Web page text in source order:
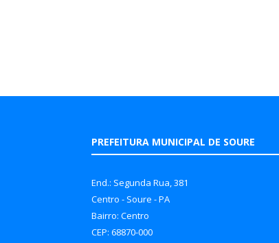
PREFEITURA MUNICIPAL DE SOURE
End.: Segunda Rua, 381
Centro - Soure - PA
Bairro: Centro
CEP: 68870-000